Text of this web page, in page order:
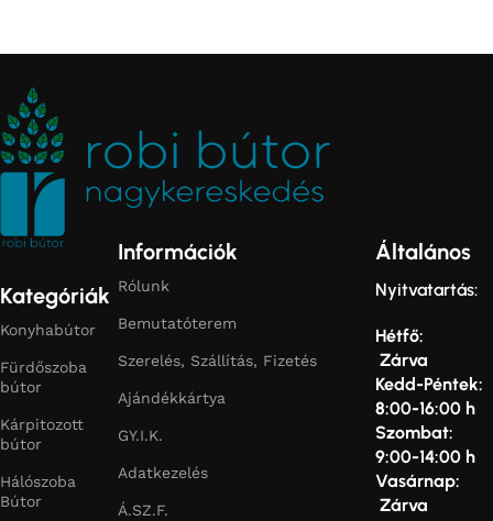
Kategóriák
Konyhabútor
Fürdőszoba
bútor
Kárpitozott
bútor
Hálószoba
Bútor
Információk
Rólunk
Bemutatóterem
Szerelés, Szállítás, Fizetés
Ajándékkártya
GY.I.K.
Adatkezelés
Á.SZ.F.
Általános
Nyitvatartás:
Hétfő:
Zárva
Kedd-Péntek:
8:00-16:00 h
Szombat:
9:00-14:00 h
Vasárnap:
Zárva